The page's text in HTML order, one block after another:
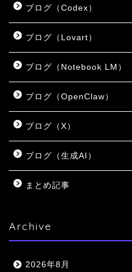
ブログ（Codex）
ブログ（Lovart）
ブログ（Notebook LM）
ブログ（OpenClaw）
ブログ（X）
ブログ（生成AI）
まとめ記事
Archive
2026年8月